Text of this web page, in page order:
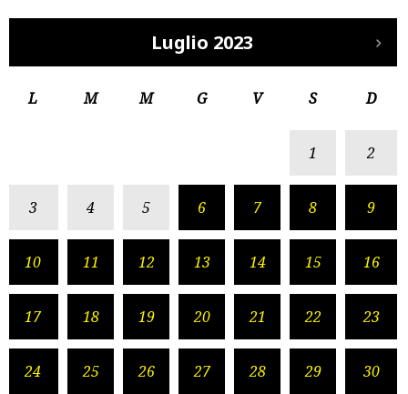
Luglio 2023
L M M G V S D
1 2
3 4 5 6 7 8 9
10 11 12 13 14 15 16
17 18 19 20 21 22 23
24 25 26 27 28 29 30